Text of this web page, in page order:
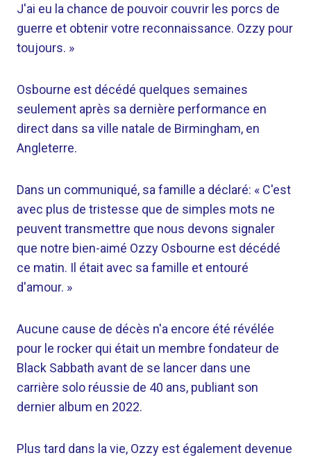
J'ai eu la chance de pouvoir couvrir les porcs de
guerre et obtenir votre reconnaissance. Ozzy pour
toujours. »
Osbourne est décédé quelques semaines
seulement après sa dernière performance en
direct dans sa ville natale de Birmingham, en
Angleterre.
Dans un communiqué, sa famille a déclaré: « C'est
avec plus de tristesse que de simples mots ne
peuvent transmettre que nous devons signaler
que notre bien-aimé Ozzy Osbourne est décédé
ce matin. Il était avec sa famille et entouré
d'amour. »
Aucune cause de décès n'a encore été révélée
pour le rocker qui était un membre fondateur de
Black Sabbath avant de se lancer dans une
carrière solo réussie de 40 ans, publiant son
dernier album en 2022.
Plus tard dans la vie, Ozzy est également devenue